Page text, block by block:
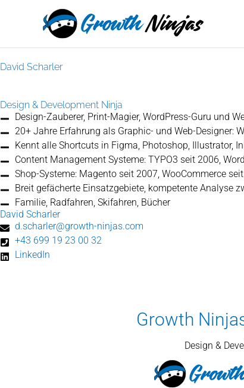
David Scharler
Design & Development Ninja
Design-Zauberer, Print-Magier, WordPress-Guru und
20+ Jahre Erfahrung als Graphic- und Web-Designer:
Kennt alle Shortcuts in Figma, Photoshop, Illustrator,
Content Management Systeme: TYPO3 seit 2006,
Shop-Systeme: Magento seit 2007, WooCommerce
Breit gefächerte Einsatzgebiete, kompetente Analyse
Familie, Radfahren, Skifahren, Bücher
David Scharler
d.scharler@growth-ninjas.com
+43 699 19 23 00 32
LinkedIn
Growth
Design &